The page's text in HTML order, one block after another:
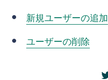
新規ユーザーの追加
ユーザーの削除